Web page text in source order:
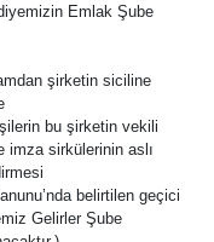
Emlak Şube
şirketin siciline
bu şirketin vekili
imza sirkülerinin aslı
belirtilen geçici
Gelirler Şube